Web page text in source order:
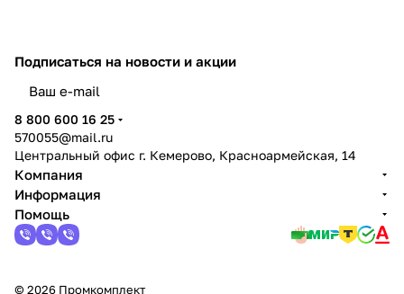
Подписаться на новости и акции
8 800 600 16 25
570055@mail.ru
Центральный офис г. Кемерово, Красноармейская, 14
Компания
Информация
Помощь
© 2026 Промкомплект